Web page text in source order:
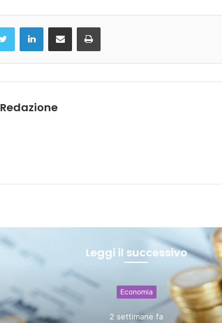
Redazione
Leggi il successivo
Attualità e
Giugno